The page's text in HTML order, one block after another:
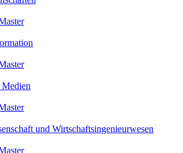
und Wirtschaftsingenieurwesen